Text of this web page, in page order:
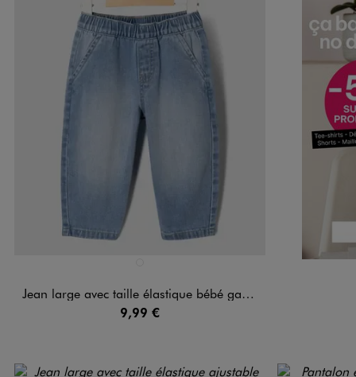
Jean large avec taille élastique bébé garçon
9,99 €